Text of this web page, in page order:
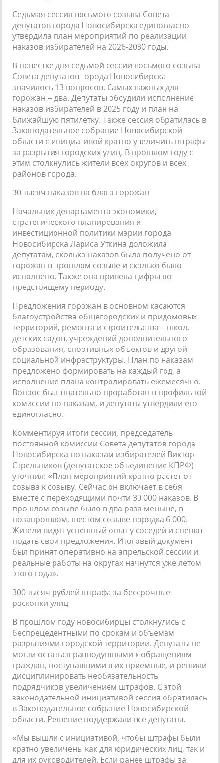
Седьмая сессия восьмого созыва Совета
депутатов города Новосибирска единогласно
утвердила план мероприятий по реализации
наказов избирателей на 2026-2030 годы.
В повестке дня седьмой сессии восьмого созыва
Совета депутатов города Новосибирска
значилось 13 вопросов. Самых важных для
горожан – два. Депутаты обсудили исполнение
наказов избирателей в 2025 году и план на
ближайшую пятилетку. Также сессия обратилась в
Законодательное собрание Новосибирской
области с инициативой кратно увеличить штрафы
за разрытия городских улиц. В прошлом году с
этим столкнулись жители всех округов и всех
районов города.
30 тысяч наказов на благо горожан
Начальник департамента экономики,
стратегического планирования и
инвестиционной политики мэрии города
Новосибирска Лариса Уткина доложила
депутатам, сколько наказов было получено от
горожан в прошлом созыве и сколько было
исполнено. Также она привела цифры по
предстоящему периоду.
Предложения горожан в основном касаются
благоустройства общегородских и придомовых
территорий, ремонта и строительства – школ,
детских садов, учреждений дополнительного
образования, спортивных объектов и другой
социальной инфраструктуры. План по наказам
предложено формировать на каждый год, а
исполнение плана контролировать ежемесячно.
Вопрос был тщательно проработан в профильной
комиссии по наказам, и депутаты утвердили его
единогласно.
Комментируя итоги сессии, председатель
постоянной комиссии Совета депутатов города
Новосибирска по наказам избирателей Виктор
Стрельников (депутатское объединение КПРФ)
уточнил: «План мероприятий кратно растет от
созыва к созыву. Сейчас он включает в себя
вместе с переходящими почти 30 000 наказов. В
прошлом созыве было в два раза меньше, в
позапрошлом, шестом созыве порядка 6 000.
Жители видят успешный опыт у соседей и спешат
подать свои предложения. Итоговый документ
был принят оперативно на апрельской сессии и
реальные работы на округах начнутся уже летом
этого года».
300 тысяч рублей штрафа за бессрочные
раскопки улиц
В прошлом году новосибирцы столкнулись с
беспрецедентными по срокам и объемам
разрытиями городской территории. Депутаты не
могли остаться равнодушными к обращениям
граждан, поступавшими в их приемные, и решили
дисциплинировать необязательность
подрядчиков увеличением штрафов. С этой
законодательной инициативой сессия обратилась
в Законодательное собрание Новосибирской
области. Решение поддержали все депутаты.
«Мы вышли с инициативой, чтобы штрафы были
кратно увеличены как для юридических лиц, так и
для их руководителей. Если ранее штрафы за